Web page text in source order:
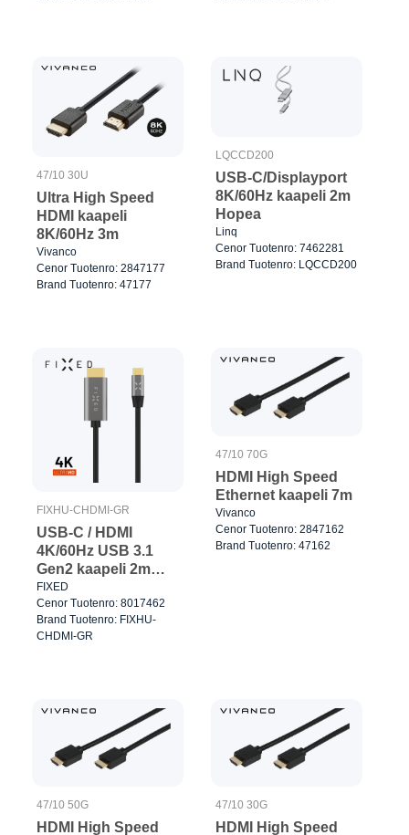
47/10 30U
Ultra High Speed
HDMI kaapeli
8K/60Hz 3m
Vivanco
Cenor Tuotenro: 2847177
Brand Tuotenro: 47177
LQCCD200
USB-C/Displayport
8K/60Hz kaapeli 2m
Hopea
Linq
Cenor Tuotenro: 7462281
Brand Tuotenro: LQCCD200
FIXHU-CHDMI-GR
USB-C / HDMI
4K/60Hz USB 3.1
Gen2 kaapeli 2m
Musta
FIXED
Cenor Tuotenro: 8017462
Brand Tuotenro: FIXHU-
CHDMI-GR
47/10 70G
HDMI High Speed
Ethernet kaapeli 7m
Vivanco
Cenor Tuotenro: 2847162
Brand Tuotenro: 47162
47/10 50G
HDMI High Speed
47/10 30G
HDMI High Speed